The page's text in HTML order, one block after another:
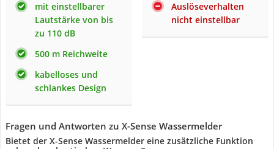
mit einstellbarer
Lautstärke von bis
zu 110 dB
500 m Reichweite
kabelloses und
schlankes Design
Auslöseverhalten
nicht einstellbar
Fragen und Antworten zu ‎X-Sense ‎Wassermelder
Bietet der X-Sense Wassermelder eine zusätzliche Funktion